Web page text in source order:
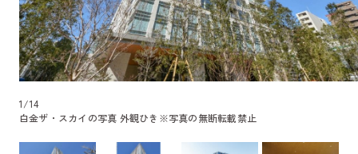
1/14
白金ザ・スカイの写真 外観ひき ※写真の無断転載禁止